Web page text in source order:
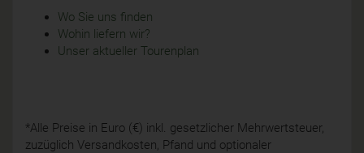
Wo Sie uns finden
Wohin liefern wir?
Unser aktueller Tourenplan
*Alle Preise in Euro (€) inkl. gesetzlicher Mehrwertsteuer,
zuzüglich Versandkosten, Pfand und optionaler